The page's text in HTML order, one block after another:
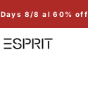
Days 8/8 al 60% off